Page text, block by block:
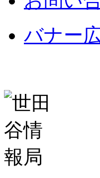
バナー